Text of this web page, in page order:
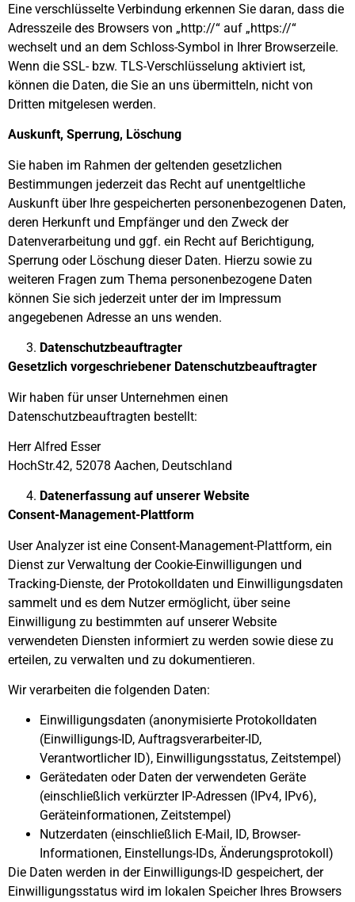
Eine verschlüsselte Verbindung erkennen Sie daran, dass die
Adresszeile des Browsers von „http://“ auf „https://“
wechselt und an dem Schloss-Symbol in Ihrer Browserzeile.
Wenn die SSL- bzw. TLS-Verschlüsselung aktiviert ist,
können die Daten, die Sie an uns übermitteln, nicht von
Dritten mitgelesen werden.
Auskunft, Sperrung, Löschung
Sie haben im Rahmen der geltenden gesetzlichen
Bestimmungen jederzeit das Recht auf unentgeltliche
Auskunft über Ihre gespeicherten personenbezogenen Daten,
deren Herkunft und Empfänger und den Zweck der
Datenverarbeitung und ggf. ein Recht auf Berichtigung,
Sperrung oder Löschung dieser Daten. Hierzu sowie zu
weiteren Fragen zum Thema personenbezogene Daten
können Sie sich jederzeit unter der im Impressum
angegebenen Adresse an uns wenden.
Datenschutzbeauftragter
Gesetzlich vorgeschriebener Datenschutzbeauftragter
Wir haben für unser Unternehmen einen
Datenschutzbeauftragten bestellt:
Herr Alfred Esser
HochStr.42, 52078 Aachen, Deutschland
Datenerfassung auf unserer Website
Consent-Management-Plattform
User Analyzer ist eine Consent-Management-Plattform, ein
Dienst zur Verwaltung der Cookie-Einwilligungen und
Tracking-Dienste, der Protokolldaten und Einwilligungsdaten
sammelt und es dem Nutzer ermöglicht, über seine
Einwilligung zu bestimmten auf unserer Website
verwendeten Diensten informiert zu werden sowie diese zu
erteilen, zu verwalten und zu dokumentieren.
Wir verarbeiten die folgenden Daten:
Einwilligungsdaten (anonymisierte Protokolldaten
(Einwilligungs-ID, Auftragsverarbeiter-ID,
Verantwortlicher ID), Einwilligungsstatus, Zeitstempel)
Gerätedaten oder Daten der verwendeten Geräte
(einschließlich verkürzter IP-Adressen (IPv4, IPv6),
Geräteinformationen, Zeitstempel)
Nutzerdaten (einschließlich E-Mail, ID, Browser-
Informationen, Einstellungs-IDs, Änderungsprotokoll)
Die Daten werden in der Einwilligungs-ID gespeichert, der
Einwilligungsstatus wird im lokalen Speicher Ihres Browsers